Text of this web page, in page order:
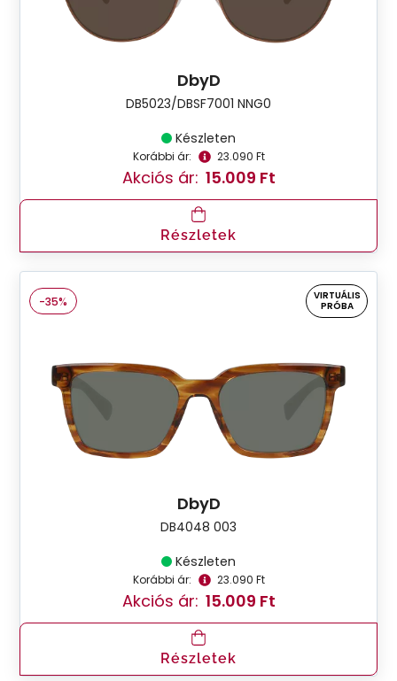
DbyD
DB5023/DBSF7001 NNG0
Készleten
Korábbi ár: 23.090 Ft
Akciós ár: 15.009 Ft
Részletek
-35%
VIRTUÁLIS
PRÓBA
DbyD
DB4048 003
Készleten
Korábbi ár: 23.090 Ft
Akciós ár: 15.009 Ft
Részletek